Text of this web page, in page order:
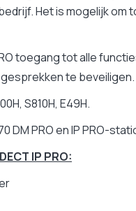
Het is mogelijk
toegang tot alle
te beveiligen.
S810H, E49H.
DM PRO en IP PRO-
IP PRO: